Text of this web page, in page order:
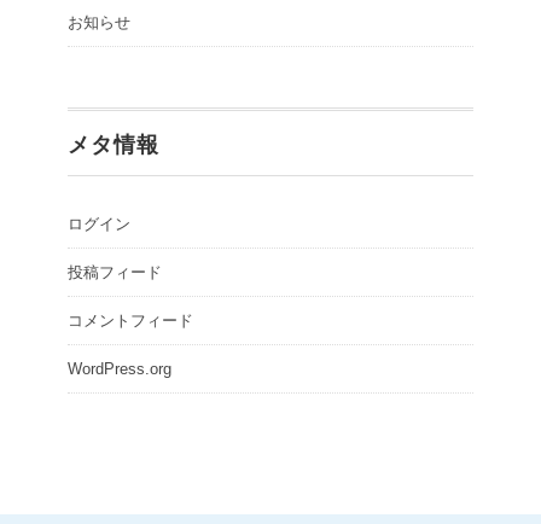
お知らせ
メタ情報
ログイン
投稿フィード
コメントフィード
WordPress.org